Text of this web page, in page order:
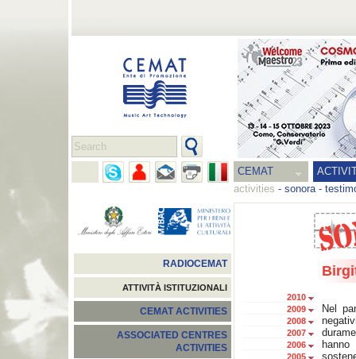
CEMAT
activities - sonora-
RADIOCEMAT
ATTIVITÀ ISTITUZIONALI
CEMAT ACTIVITIES
ASSOCIATED CENTRES
ACTIVITIES
2010
2009
2008
2007
2006
2005
Nel